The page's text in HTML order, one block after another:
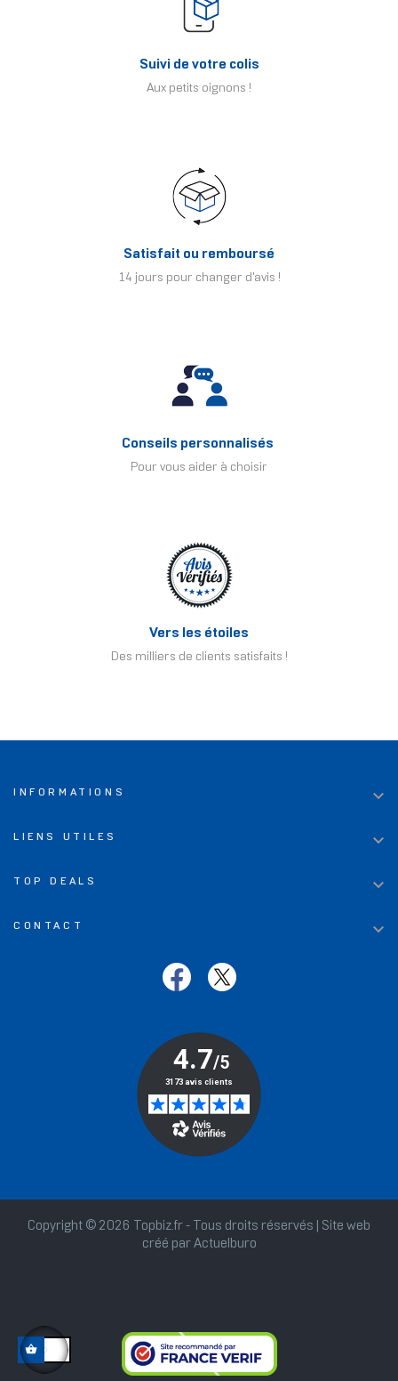
Suivi de votre colis
Aux petits oignons !
Satisfait ou remboursé
14 jours pour changer d'avis !
Conseils personnalisés
Pour vous aider à choisir
Vers les étoiles
Des milliers de clients satisfaits !
INFORMATIONS 
LIENS UTILES 
TOP DEALS 
CONTACT 
Copyright © 2026 Topbiz.fr - Tous droits réservés | Site web
créé par Actuelburo